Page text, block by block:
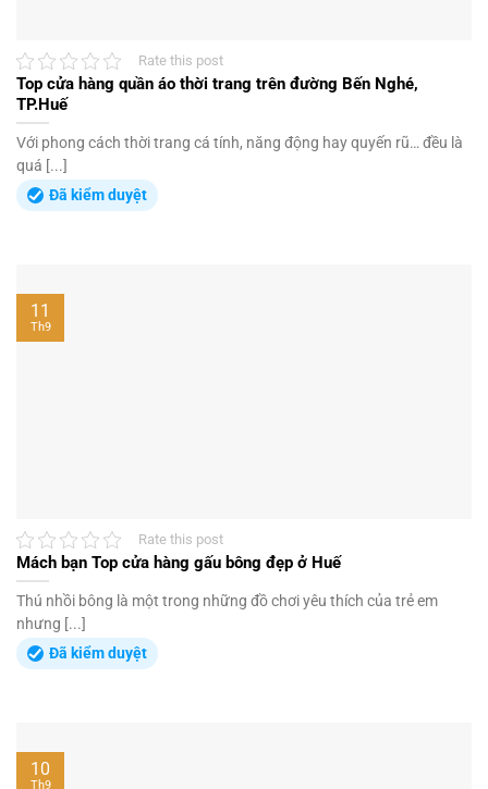
Rate this post
Top cửa hàng quần áo thời trang trên đường Bến Nghé,
TP.Huế
Với phong cách thời trang cá tính, năng động hay quyến rũ… đều là
quá [...]
Đã kiểm duyệt
Rate this post
Mách bạn Top cửa hàng gấu bông đẹp ở Huế
Thú nhồi bông là một trong những đồ chơi yêu thích của trẻ em
nhưng [...]
Đã kiểm duyệt
11
Th9
10
Th9